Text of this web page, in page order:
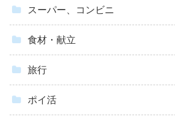
スーパー、コンビニ
食材・献立
旅行
ポイ活